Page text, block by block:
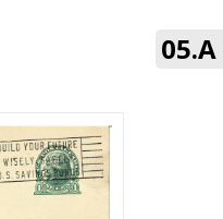
05.A